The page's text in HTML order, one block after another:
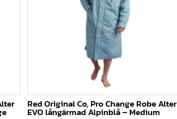
Red Original Co, Pro Change Robe Alter
EVO långärmad Alpinblå – Medium